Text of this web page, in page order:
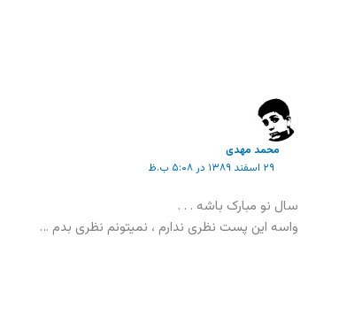
محمد مهدی
۲۹ اسفند ۱۳۸۹ در ۵:۰۸ ب.ظ
سال نو مبارک باشه . . .
واسه این پست نظری ندارم ، نمیتونم نظری بدم …